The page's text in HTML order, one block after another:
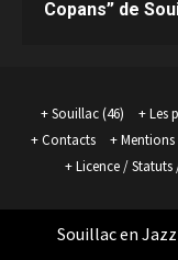
Copans” de
Souillac (46) Les
Contacts
Mentions
Licence /
Souillac en